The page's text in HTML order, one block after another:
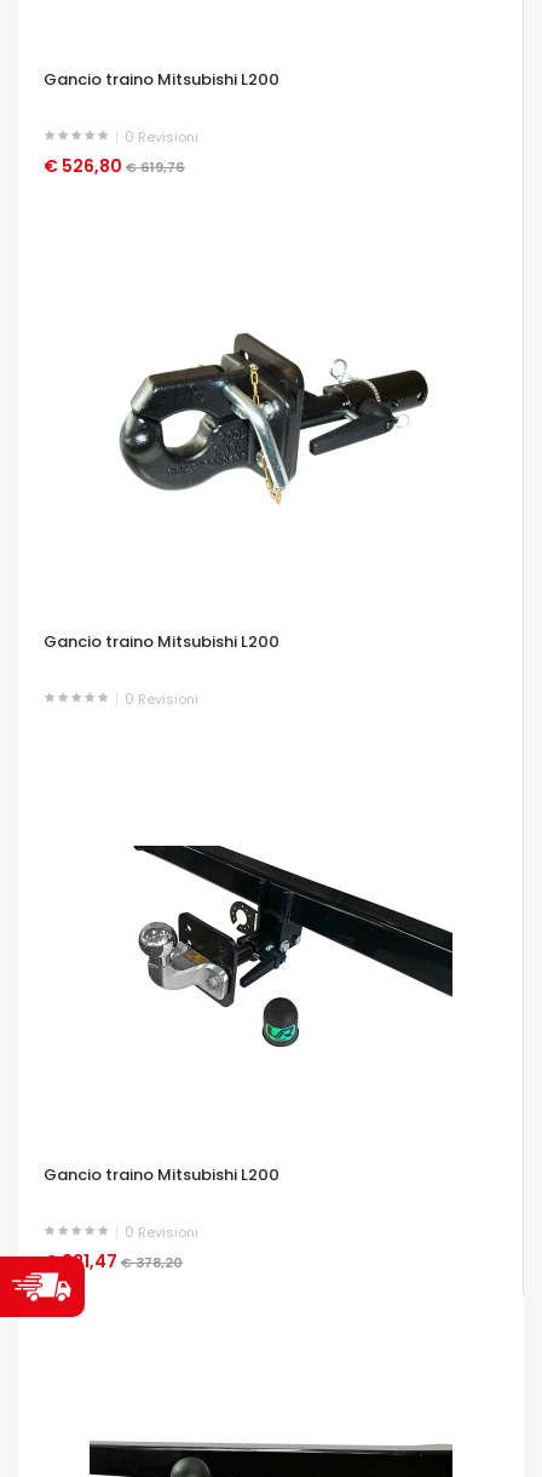
Gancio traino Mitsubishi L200
0 Revisioni
€ 526,80 € 619,76
OCCHIATA VELOCE
Gancio traino Mitsubishi L200
0 Revisioni
OCCHIATA VELOCE
Gancio traino Mitsubishi L200
0 Revisioni
€ 321,47 € 378,20
OCCHIATA VELOCE